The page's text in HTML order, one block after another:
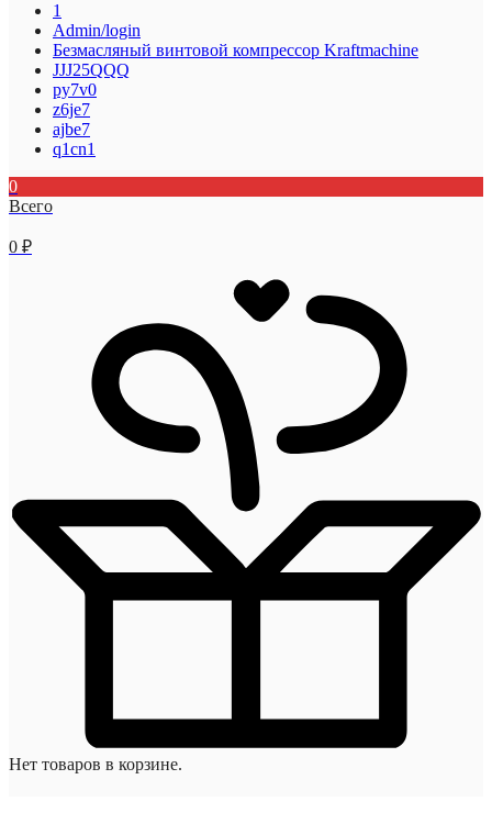
1
Admin/login
Безмасляный винтовой компрессор Kraftmaсhine
JJJ25QQQ
py7v0
z6je7
ajbe7
q1cn1
0
Всего
0 ₽
Нет товаров в корзине.